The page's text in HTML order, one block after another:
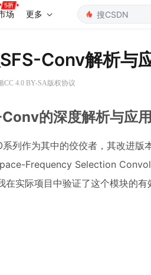
场 更多
Conv解析与
CC 4.0 BY-SA版权协议
的深度解析与应用
列作为其中的佼佼者，其改进
Frequency Selection
实际项目中验证了这个模块的